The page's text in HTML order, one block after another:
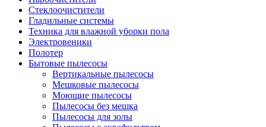
Стеклоочистители
Гладильные системы
Техника для влажной уборки пола
Электровеники
Полотер
Бытовые пылесосы
Вертикальные пылесосы
Мешковые пылесосы
Моющие пылесосы
Пылесосы без мешка
Пылесосы для золы